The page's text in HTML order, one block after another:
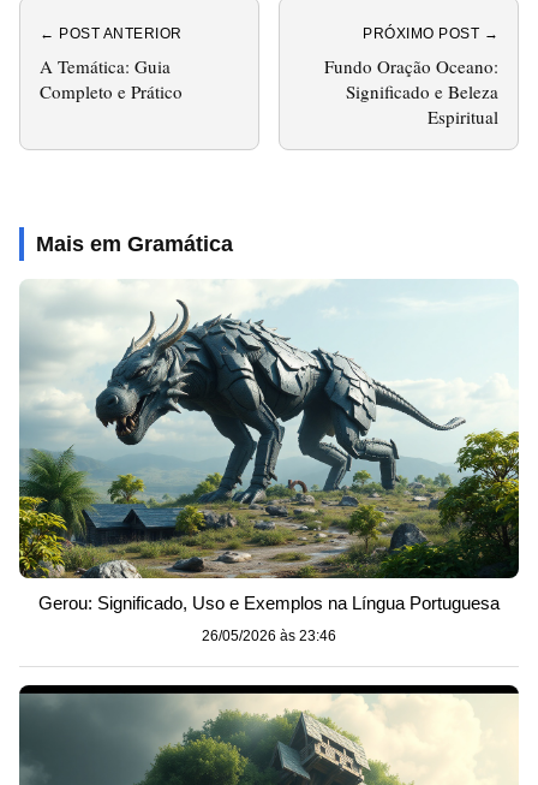
← POST ANTERIOR
A Temática: Guia
Completo e Prático
PRÓXIMO POST →
Fundo Oração Oceano:
Significado e Beleza
Espiritual
Mais em Gramática
Gerou: Significado, Uso e Exemplos na Língua Portuguesa
26/05/2026 às 23:46